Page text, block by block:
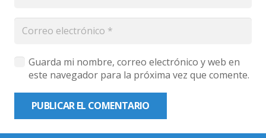
Guarda mi nombre, correo electrónico y web en
este navegador para la próxima vez que comente.
PUBLICAR EL COMENTARIO